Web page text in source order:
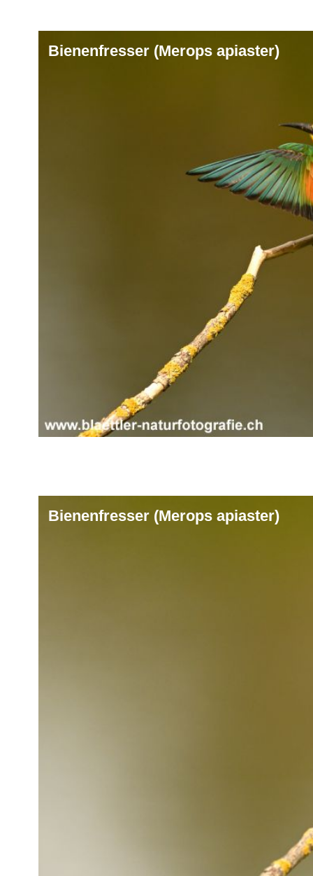
Bienenfresser (Merops apiaster)
Bienenfresser (Merops apiaster)